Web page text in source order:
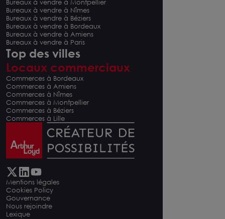
Bureaux à vendre à Montpellier
Bureaux à vendre à Nîmes
Bureaux à vendre à Béziers
Bureaux à vendre à Bordeaux
Bureaux à vendre à Amiens
Bureaux à vendre à Paris
Top des villes
Locaux commerciaux
Commerces à Bordeaux
Commerces à Amiens
Commerces à Nîmes
Commerces à Montpellier
Commerces à Béziers
Commerces à Lille
Mentions légales
Cookies Policy
Gouvernance
Nous rejoindre
Lexique